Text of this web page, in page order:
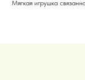
Мягкая игрушка